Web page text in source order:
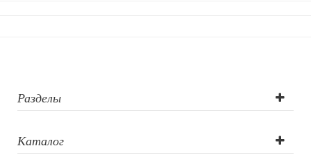
лазер)
Разделы
Каталог